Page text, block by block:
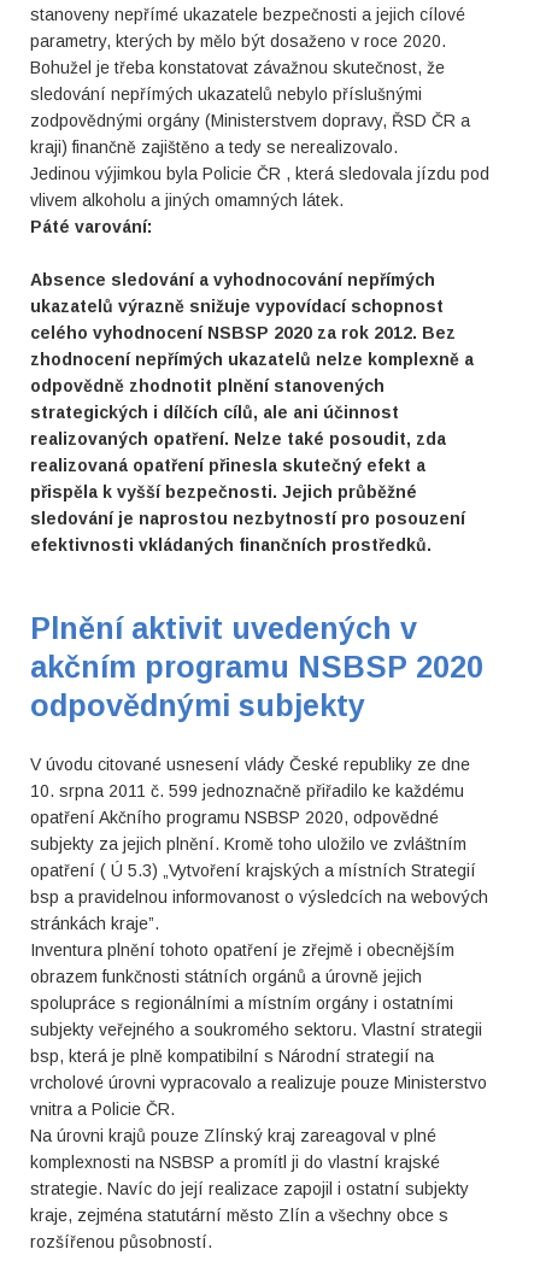
stanoveny nepřímé ukazatele bezpečnosti a jejich cílové
parametry, kterých by mělo být dosaženo v roce 2020.
Bohužel je třeba konstatovat závažnou skutečnost, že
sledování nepřímých ukazatelů nebylo příslušnými
zodpovědnými orgány (Ministerstvem dopravy, ŘSD ČR a
kraji) finančně zajištěno a tedy se nerealizovalo.
Jedinou výjimkou byla Policie ČR , která sledovala jízdu pod
vlivem alkoholu a jiných omamných látek.
Páté varování:
Absence sledování a vyhodnocování nepřímých
ukazatelů výrazně snižuje vypovídací schopnost
celého vyhodnocení NSBSP 2020 za rok 2012. Bez
zhodnocení nepřímých ukazatelů nelze komplexně a
odpovědně zhodnotit plnění stanovených
strategických i dílčích cílů, ale ani účinnost
realizovaných opatření. Nelze také posoudit, zda
realizovaná opatření přinesla skutečný efekt a
přispěla k vyšší bezpečnosti. Jejich průběžné
sledování je naprostou nezbytností pro posouzení
efektivnosti vkládaných finančních prostředků.
Plnění aktivit uvedených v
akčním programu NSBSP 2020
odpovědnými subjekty
V úvodu citované usnesení vlády České republiky ze dne
10. srpna 2011 č. 599 jednoznačně přiřadilo ke každému
opatření Akčního programu NSBSP 2020, odpovědné
subjekty za jejich plnění. Kromě toho uložilo ve zvláštním
opatření ( Ú 5.3) „Vytvoření krajských a místních Strategií
bsp a pravidelnou informovanost o výsledcích na webových
stránkách kraje”.
Inventura plnění tohoto opatření je zřejmě i obecnějším
obrazem funkčnosti státních orgánů a úrovně jejich
spolupráce s regionálními a místním orgány i ostatními
subjekty veřejného a soukromého sektoru. Vlastní strategii
bsp, která je plně kompatibilní s Národní strategií na
vrcholové úrovni vypracovalo a realizuje pouze Ministerstvo
vnitra a Policie ČR.
Na úrovni krajů pouze Zlínský kraj zareagoval v plné
komplexnosti na NSBSP a promítl ji do vlastní krajské
strategie. Navíc do její realizace zapojil i ostatní subjekty
kraje, zejména statutární město Zlín a všechny obce s
rozšířenou působností.